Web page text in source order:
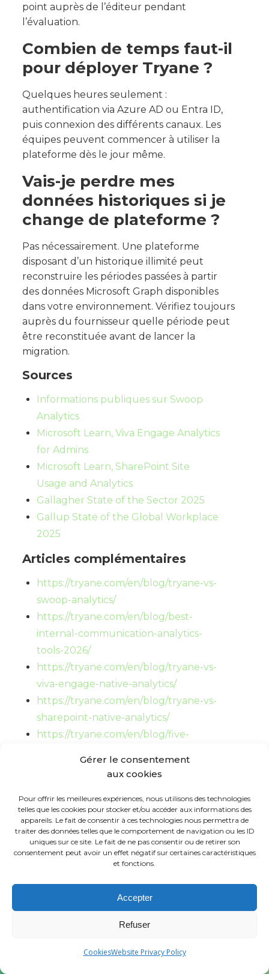
Gérer le consentement
aux cookies
Pour offrir les meilleures expériences, nous utilisons des technologies
telles que les cookies pour stocker et/ou accéder aux informations des
appareils. Le fait de consentir à ces technologies nous permettra de
traiter des données telles que le comportement de navigation ou les ID
uniques sur ce site. Le fait de ne pas consentir ou de retirer son
consentement peut avoir un effet négatif sur certaines caractéristiques
et fonctions.
Accepter
Refuser
CookiesWebsite Privacy Policy
point auprès de l’éditeur pendant
l’évaluation.
Combien de temps faut-il
pour déployer Tryane ?
Quelques heures seulement :
authentification via Azure AD ou Entra ID,
puis connexion des différents canaux. Les
équipes peuvent commencer à utiliser la
plateforme dès le jour même.
Vais-je perdre mes
données historiques si je
change de plateforme ?
Pas nécessairement. Une plateforme
disposant d’un historique illimité peut
reconstruire les périodes passées à partir
des données Microsoft Graph disponibles
dans votre environnement. Vérifiez toujours
auprès du fournisseur quelle période peut
être reconstituée avant de lancer la
migration.
Sources
Informations publiques sur Swoop
Analytics
Microsoft Learn, Viva Engage Analytics
for Admins
Microsoft Learn, SharePoint Site
Usage and Analytics
Gallagher State of the Sector 2025
Gallup State of the Global Workplace
2025
Articles complémentaires
https://tryane.com/en/blog/tryane-vs-
swoop-analytics/
https://tryane.com/en/blog/best-
internal-communication-analytics-
tools-2026/
https://tryane.com/en/blog/tryane-vs-
viva-engage-native-analytics/
https://tryane.com/en/blog/tryane-vs-
sharepoint-native-analytics/
https://tryane.com/en/blog/five-
https://tryane.com/en/blog/internal-
Tryane anime une session de travail de
15 minutes avec les directions de la
communication interne, pour passer en
revue votre dispositif de mesure actuel et
segmentation sur votre propre tenant
Réservez un créneau avec